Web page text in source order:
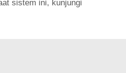
sistem ini, kunjungi